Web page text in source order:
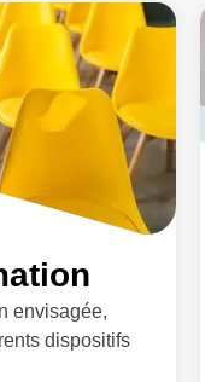
envisagée,
dispositifs